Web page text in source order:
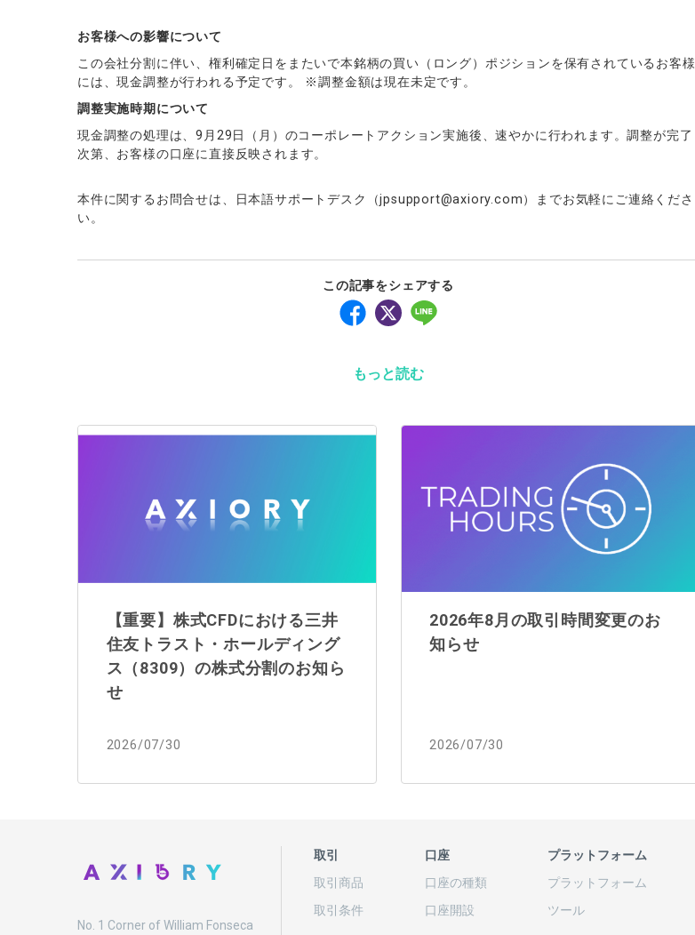
お客様への影響について
この会社分割に伴い、権利確定日をまたいで本銘柄の買い（ロング）ポジションを保有されているお客様
には、現金調整が行われる予定です。 ※調整金額は現在未定です。
調整実施時期について
現金調整の処理は、9月29日（月）のコーポレートアクション実施後、速やかに行われます。調整が完了
次第、お客様の口座に直接反映されます。
本件に関するお問合せは、日本語サポートデスク（jpsupport@axiory.com）までお気軽にご連絡くださ
い。
この記事をシェアする
もっと読む
【重要】株式CFDにおける三井
住友トラスト・ホールディング
ス（8309）の株式分割のお知ら
せ
2026/07/30
2026年8月の取引時間変更のお
知らせ
2026/07/30
No. 1 Corner of William Fonseca
取引
取引商品
取引条件
口座
口座の種類
口座開設
プラットフォーム
プラットフォーム
ツール